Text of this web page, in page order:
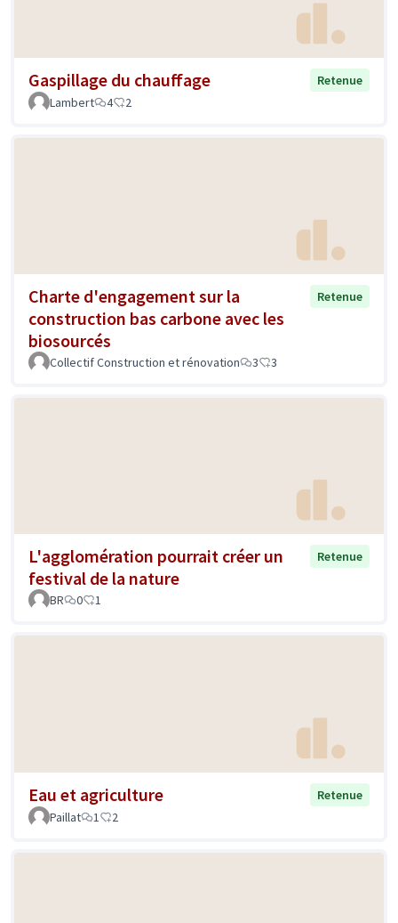
Gaspillage du chauffage
Retenue
Lambert
4 2
Charte d'engagement sur la
construction bas carbone avec les
biosourcés
Retenue
Collectif Construction et rénovation 3 3
L'agglomération pourrait créer un
festival de la nature
Retenue
BR 0 1
Eau et agriculture
Retenue
Paillat
1 2